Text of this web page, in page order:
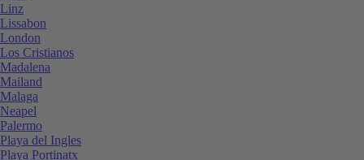
Linz
Lissabon
London
Los Cristianos
Madalena
Mailand
Malaga
Neapel
Palermo
Playa del Ingles
Playa Portinatx